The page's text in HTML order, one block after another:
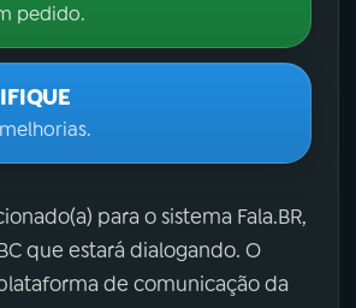
pedido.
para o sistema Fala.BR,
que estará dialogando. O
de comunicação da